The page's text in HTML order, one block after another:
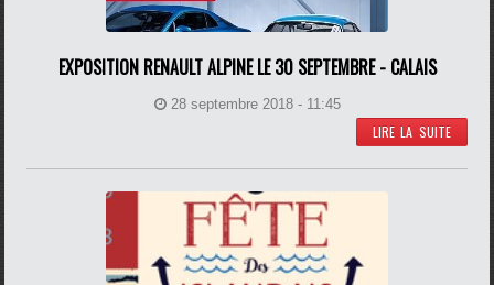
EXPOSITION RENAULT ALPINE LE 30 SEPTEMBRE - CALAIS
28 septembre 2018 - 11:45
LIRE LA SUITE